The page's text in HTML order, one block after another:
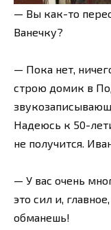
— Вы как-то
Ванечку?
— Пока нет,
строю домик в
Надеюсь к 50-
не получится.
— У вас очень
это сил и,
обманешь!